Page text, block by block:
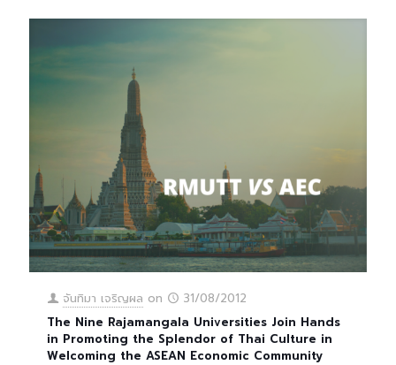
จันทิมา เจริญผล on
31/08/2012
The Nine Rajamangala Universities Join Hands
in Promoting the Splendor of Thai Culture in
Welcoming the ASEAN Economic Community